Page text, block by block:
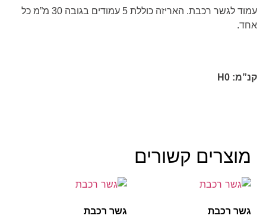
עמוד לגשר רכבת. האריזה כוללת 5 עמודים בגובה 30 מ”מ כל
אחד.
קנ”מ: H0
מוצרים קשורים
גשר רכבת גשר רכבת